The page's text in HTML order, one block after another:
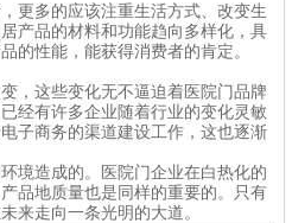
更多的应该注重生活方式、改变生
产品的材料和功能趋向多样化，具
的性能，能获得消费者的肯定。
，这些变化无不逼迫着医院门品牌
经有许多企业随着行业的变化灵敏
子商务的渠道建设工作，这也逐渐
境造成的。医院门企业在白热化的
品地质量也是同样的重要的。只有
来走向一条光明的大道。